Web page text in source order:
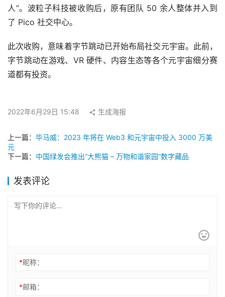
人”。波粒子科技被收购后，原有团队 50 余人整体并入到
了 Pico 社交中心。
此次收购，意味着字节跳动已开始布局社交元宇宙。此前，
字节跳动在游戏、VR 硬件、内容生态等各个元宇宙细分赛
道都有投资。
2022年6月29日 15:48 生成海报
上一篇： 毕马威：2023 年将在 Web3 和元宇宙中投入 3000 万美
元
下一篇： 中国绿发会推出“大熊猫 – 万物和谐家园”数字藏品
发表评论
*昵称：
*邮箱：